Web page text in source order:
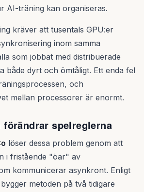
AI-träning kan organiseras.
kräver att tusentals GPU:er
inom samma
som jobbat med distribuerade
både dyrt och ömtåligt. Ett enda fel
och
mellan processorer är enormt.
förändrar spelreglerna
löser dessa problem genom att
i fristående "öar" av
kommunicerar asynkront. Enligt
metoden på två tidigare